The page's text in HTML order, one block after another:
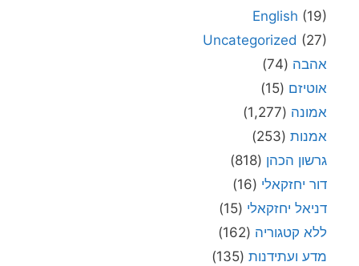
English (19)
Uncategorized (27)
אהבה (74)
אוטיזם (15)
אמונה (1,277)
אמנות (253)
גרשון הכהן (818)
דור יחזקאלי (16)
דניאל יחזקאלי (15)
ללא קטגוריה (162)
מדע ועתידנות (135)